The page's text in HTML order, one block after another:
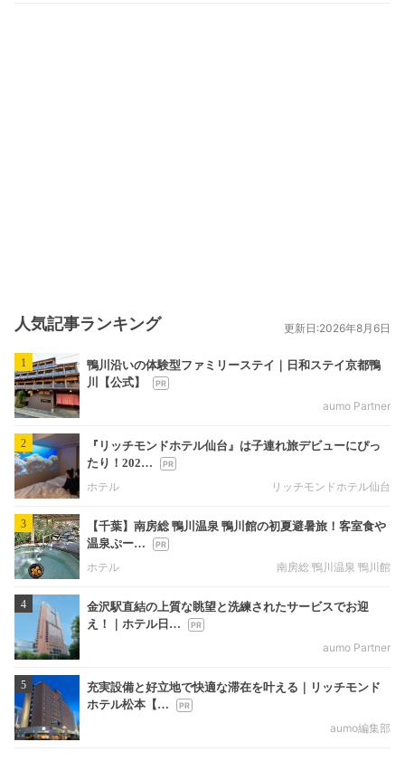
人気記事ランキング 更新日:2026年8月6日
1
鴨川沿いの体験型ファミリーステイ｜日和ステイ京都鴨
川【公式】
aumo Partner
2
『リッチモンドホテル仙台』は子連れ旅デビューにぴっ
たり！202…
ホテル
リッチモンドホテル仙台
3
【千葉】南房総 鴨川温泉 鴨川館の初夏避暑旅！客室食や
温泉ぷー…
ホテル
南房総 鴨川温泉 鴨川館
4
金沢駅直結の上質な眺望と洗練されたサービスでお迎
え！｜ホテル日…
aumo Partner
5
充実設備と好立地で快適な滞在を叶える｜リッチモンド
ホテル松本【…
aumo編集部